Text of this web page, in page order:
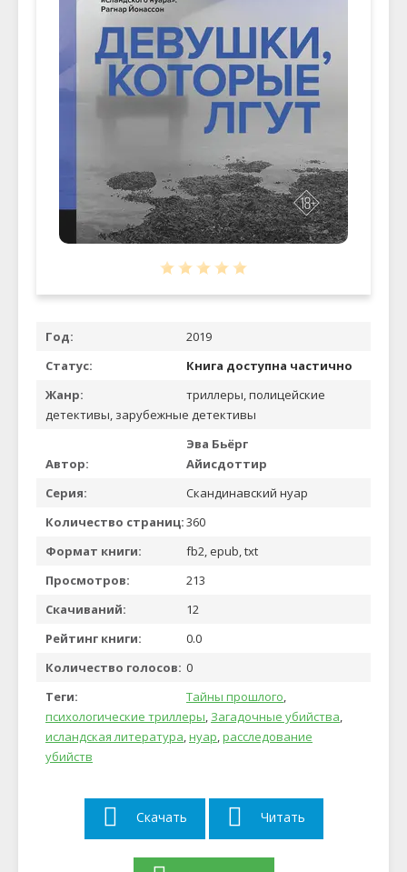
Год:
2019
Статус:
Книга доступна частично
Жанр:
триллеры, полицейские
детективы, зарубежные детективы
Автор:
Эва Бьёрг
Айисдоттир
Серия:
Скандинавский нуар
Количество страниц:360
Формат книги:
fb2, epub, txt
Просмотров:
213
Скачиваний:
12
Рейтинг книги:
0.0
Количество голосов: 0
Теги:
Тайны прошлого,
психологические триллеры, Загадочные убийства,
исландская литература,нуар,расследование
убийств
Скачать Читать